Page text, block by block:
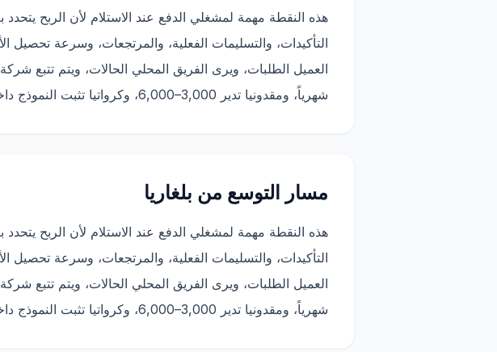
هذه النقطة مهمة لمشغلي الدفع عند الاستلام لأن الربح
شهرياً، ومقدونيا تدير 3,000–6,000، وكرواتيا تثبت النموذج داخل سوق الاتحاد الأوروبي. يمكن لبلغاريا تطبيق هذه الدروس بسرعة.
مسار التوسع من بلغاريا
هذه النقطة مهمة لمشغلي الدفع عند الاستلام لأن الربح
شهرياً، ومقدونيا تدير 3,000–6,000، وكرواتيا تثبت النموذج داخل سوق الاتحاد الأوروبي. يمكن لبلغاريا تطبيق هذه الدروس بسرعة.